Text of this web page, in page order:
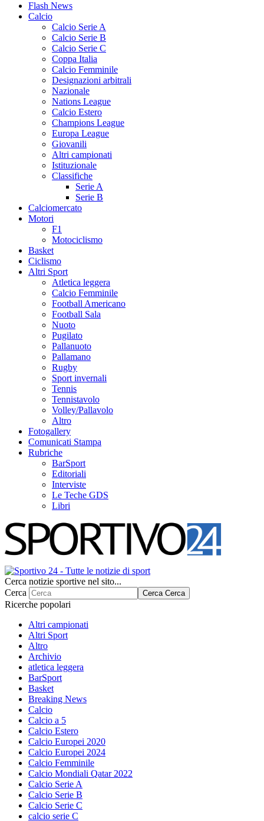
Flash News
Calcio
Calcio Serie A
Calcio Serie B
Calcio Serie C
Coppa Italia
Calcio Femminile
Designazioni arbitrali
Nazionale
Nations League
Calcio Estero
Champions League
Europa League
Giovanili
Altri campionati
Istituzionale
Classifiche
Serie A
Serie B
Calciomercato
Motori
F1
Motociclismo
Basket
Ciclismo
Altri Sport
Atletica leggera
Calcio Femminile
Football Americano
Football Sala
Nuoto
Pugilato
Pallanuoto
Pallamano
Rugby
Sport invernali
Tennis
Tennistavolo
Volley/Pallavolo
Altro
Fotogallery
Comunicati Stampa
Rubriche
BarSport
Editoriali
Interviste
Le Teche GDS
Libri
Cerca notizie sportive nel sito...
Cerca
Cerca Cerca
Ricerche popolari
Altri campionati
Altri Sport
Altro
Archivio
atletica leggera
BarSport
Basket
Breaking News
Calcio
Calcio a 5
Calcio Estero
Calcio Europei 2020
Calcio Europei 2024
Calcio Femminile
Calcio Mondiali Qatar 2022
Calcio Serie A
Calcio Serie B
Calcio Serie C
calcio serie C